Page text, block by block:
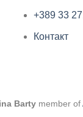
+389 33
Контакт
Bartymember of